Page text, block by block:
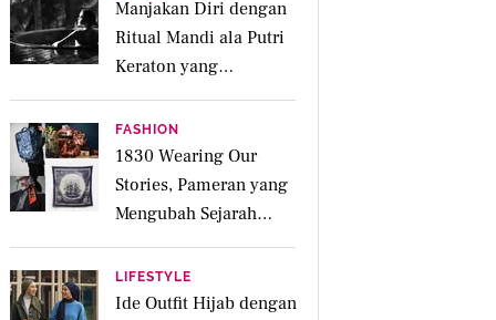
Manjakan Diri dengan
Ritual Mandi ala Putri
Keraton yang
Menenangkan untuk
Jiwa dan Kulit Iritasi
FASHION
1830 Wearing Our
Stories, Pameran yang
Mengubah Sejarah
Menjadi Karya Pakai
LIFESTYLE
Ide Outfit Hijab dengan